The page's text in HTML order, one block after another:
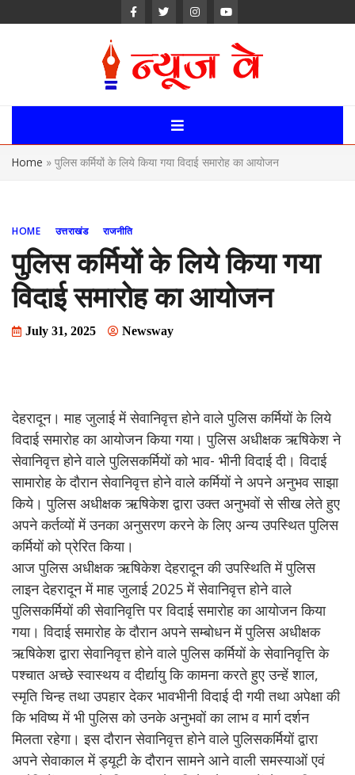
News Way:
Uttarakhand,
Delhi News
Portal
Home » पुलिस कर्मियों के लिये किया गया विदाई समारोह का आयोजन
HOME उत्तराखंड राजनीति
पुलिस कर्मियों के लिये किया गया
विदाई समारोह का आयोजन
July 31, 2025 Newsway
देहरादून। माह जुलाई में सेवानिवृत्त होने वाले पुलिस कर्मियों के लिये
विदाई समारोह का आयोजन किया गया। पुलिस अधीक्षक ऋषिकेश ने
सेवानिवृत्त होने वाले पुलिसकर्मियों को भाव- भीनी विदाई दी। विदाई
सामारोह के दौरान सेवानिवृत्त होने वाले कर्मियों ने अपने अनुभव साझा
किये। पुलिस अधीक्षक ऋषिकेश द्वारा उक्त अनुभवों से सीख लेते हुए
अपने कर्तव्यों में उनका अनुसरण करने के लिए अन्य उपस्थित पुलिस
कर्मियों को प्रेरित किया।
आज पुलिस अधीक्षक ऋषिकेश देहरादून की उपस्थिति में पुलिस
लाइन देहरादून में माह जुलाई 2025 में सेवानिवृत्त होने वाले
पुलिसकर्मियों की सेवानिवृत्ति पर विदाई समारोह का आयोजन किया
गया। विदाई समारोह के दौरान अपने सम्बोधन में पुलिस अधीक्षक
ऋषिकेश द्वारा सेवानिवृत्त होने वाले पुलिस कर्मियों के सेवानिवृत्ति के
पश्चात अच्छे स्वास्थय व दीर्द्यायु कि कामना करते हुए उन्हें शाल,
स्मृति चिन्ह तथा उपहार देकर भावभीनी विदाई दी गयी तथा अपेक्षा की
कि भविष्य में भी पुलिस को उनके अनुभवों का लाभ व मार्ग दर्शन
मिलता रहेगा। इस दौरान सेवानिवृत्त होने वाले पुलिसकर्मियों द्वारा
अपने सेवाकाल में ड्यूटी के दौरान सामने आने वाली समस्याओं एवं